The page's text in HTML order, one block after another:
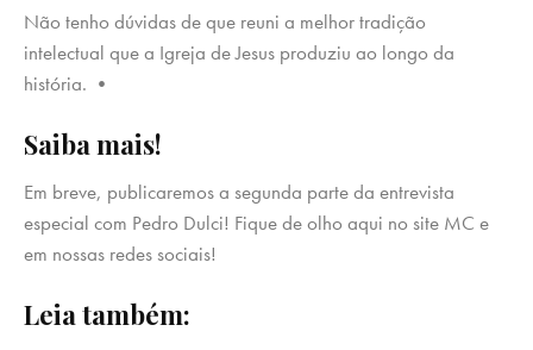
Não tenho dúvidas de que reuni a melhor tradição
intelectual que a Igreja de Jesus produziu ao longo da
história. •
Saiba mais!
Em breve, publicaremos a segunda parte da entrevista
especial com Pedro Dulci! Fique de olho aqui no site MC e
em nossas redes sociais!
Leia também: